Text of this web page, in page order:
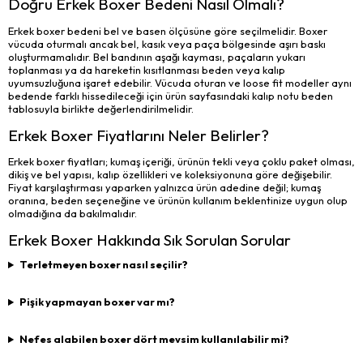
Doğru Erkek Boxer Bedeni Nasıl Olmalı?
Erkek boxer bedeni bel ve basen ölçüsüne göre seçilmelidir. Boxer
vücuda oturmalı ancak bel, kasık veya paça bölgesinde aşırı baskı
oluşturmamalıdır. Bel bandının aşağı kayması, paçaların yukarı
toplanması ya da hareketin kısıtlanması beden veya kalıp
uyumsuzluğuna işaret edebilir. Vücuda oturan ve loose fit modeller aynı
bedende farklı hissedileceği için ürün sayfasındaki kalıp notu beden
tablosuyla birlikte değerlendirilmelidir.
Erkek Boxer Fiyatlarını Neler Belirler?
Erkek boxer fiyatları; kumaş içeriği, ürünün tekli veya çoklu paket olması,
dikiş ve bel yapısı, kalıp özellikleri ve koleksiyonuna göre değişebilir.
Fiyat karşılaştırması yaparken yalnızca ürün adedine değil; kumaş
oranına, beden seçeneğine ve ürünün kullanım beklentinize uygun olup
olmadığına da bakılmalıdır.
Erkek Boxer Hakkında Sık Sorulan Sorular
Terletmeyen boxer nasıl seçilir?
Pişik yapmayan boxer var mı?
Nefes alabilen boxer dört mevsim kullanılabilir mi?